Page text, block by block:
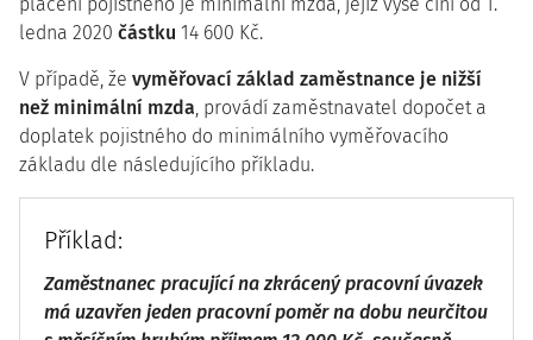
ledna 2020 částku 14 600 Kč.
V případě, že vyměřovací základ zaměstnance je nižší
než minimální mzda, provádí zaměstnavatel dopočet a
doplatek pojistného do minimálního vyměřovacího
základu dle následujícího příkladu.
Příklad:
Zaměstnanec pracující na zkrácený pracovní úvazek
má uzavřen jeden pracovní poměr na dobu neurčitou